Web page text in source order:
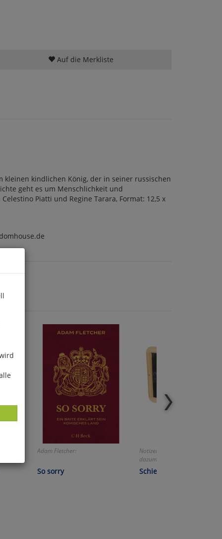
Auf die Merkliste
kindlichen König, der in seiner russischen
geht es um Menschlichkeit und
Piatti und Regine Tarara, Format: 12,5 x
Adam Fletcher:
So sorry
Notizen machen wie anno
dazumal!
Schiefertafel-Set